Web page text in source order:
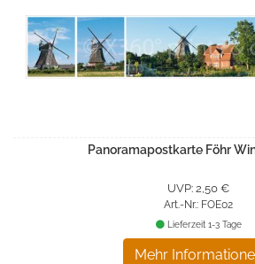
Panoramapostkarte Föhr
UVP: 2,50 €
Art.-Nr.: FOE02
Mehr
Lieferzeit 1-3 Tage